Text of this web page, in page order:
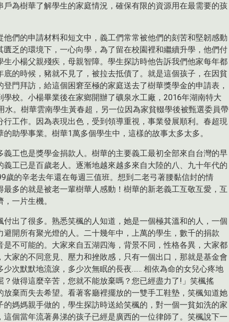
為樹華了解學生的家庭情況，確保有限的資源用在最需要的孩
們的申請材料和短文中，義工們常常被他們的刻苦和堅韌感動
乏的環境下，一心向學，為了留在校園裡和繼續升學，他們付
小楊父親殘疾，母親智障。學生探訪時他告訴我們他家每年都
的時候，豬就不見了，被拉去抵債了。就是這個孩子，在因貧
門拜訪，給這個困窘至極的家庭送去了樹華獎學金的申請表，
校。小楊畢業後在家鄉開辦了礦泉水工廠，2016年湖南特大
。樹華雲南學生黃春超，另一位因為家貧輟學後被甄選委員帶
工作。因為表現出色，受到領導重視，事業發展順利。春超現
助學事業。樹華1萬多個學生中，這樣的故事太多太多。
工也是獎學金捐款人。樹華的主要義工最初全部來自台灣的早
工已是百歲老人。逐漸地越來越多來自大陸的八、九十年代的
歲的辛老去年還在每週三值班。想到二老弓著腰黏信封的情
多的就是被老一輩樹華人感動！樹華的新老義工互敬互愛，互
一片生機。
出了很多。熟悉笑楓的人知道，她是一個極其溫和的人，一個
開所有聚光燈的人。二十幾年中，上萬的學生，數千的捐款
不可能的。大家來自五湖四海，背景不同，性格各異，大家都
家的不同意見、壓力和挫敗感，只有一個出口，那就是基金會
次默默地流淚，多少次無眠的長夜…… 相依為命的女兒心疼地
做得這麼辛苦，您就不能放棄嗎？您已經盡力了!」笑楓搖
棄而失去希望。看著客廳裡擺放的一雙手工鞋墊，笑楓知道她
媽媽親手做的，學生探訪時送給笑楓的，對一個一貧如洗的家
個當年流著鼻涕的孩子已經是廣西的一位律師了。笑楓說下一